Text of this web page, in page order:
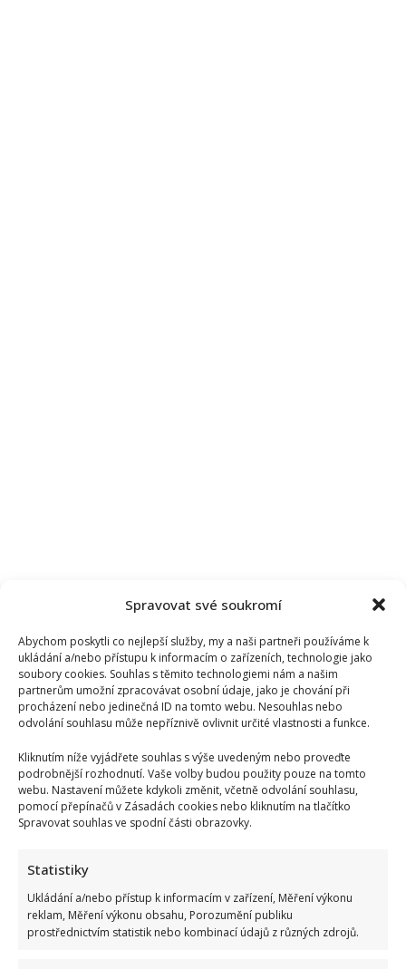
Spravovat své soukromí
Abychom poskytli co nejlepší služby, my a naši partneři používáme k
ukládání a/nebo přístupu k informacím o zařízeních, technologie jako
soubory cookies. Souhlas s těmito technologiemi nám a našim
partnerům umožní zpracovávat osobní údaje, jako je chování při
procházení nebo jedinečná ID na tomto webu. Nesouhlas nebo
odvolání souhlasu může nepříznivě ovlivnit určité vlastnosti a funkce.
Kliknutím níže vyjádřete souhlas s výše uvedeným nebo proveďte
podrobnější rozhodnutí. Vaše volby budou použity pouze na tomto
webu. Nastavení můžete kdykoli změnit, včetně odvolání souhlasu,
pomocí přepínačů v Zásadách cookies nebo kliknutím na tlačítko
Spravovat souhlas ve spodní části obrazovky.
Statistiky
Ukládání a/nebo přístup k informacím v zařízení, Měření výkonu
reklam, Měření výkonu obsahu, Porozumění publiku
prostřednictvím statistik nebo kombinací údajů z různých zdrojů.